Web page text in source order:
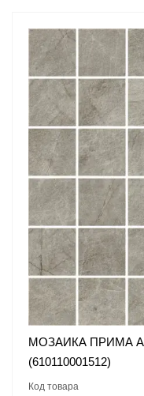
МОЗАИКА ПРИМА
(610110001512)
Код товара